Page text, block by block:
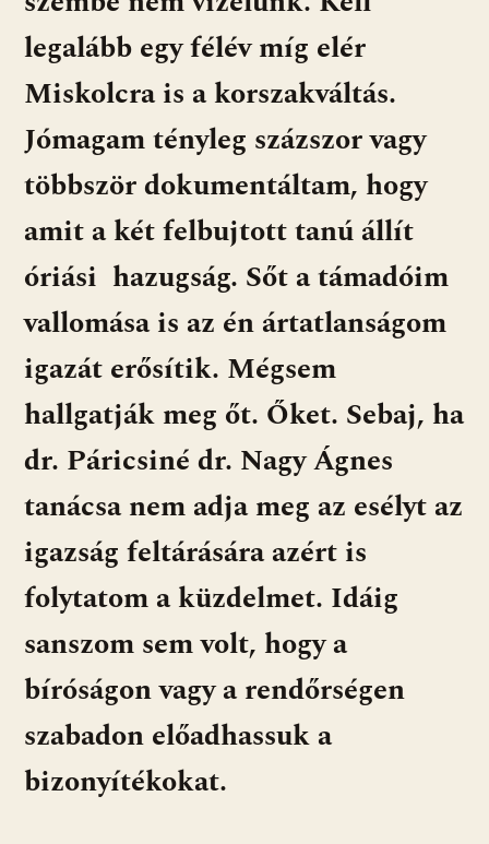
legalább egy félév míg elér
Miskolcra is a korszakváltás.
Jómagam tényleg százszor vagy
többször dokumentáltam, hogy
amit a két felbujtott tanú állít
óriási hazugság. Sőt a támadóim
vallomása is az én ártatlanságom
igazát erősítik. Mégsem
hallgatják meg őt. Őket. Sebaj, ha
dr. Páricsiné dr. Nagy Ágnes
tanácsa nem adja meg az esélyt az
igazság feltárására azért is
folytatom a küzdelmet. Idáig
sanszom sem volt, hogy a
bíróságon vagy a rendőrségen
szabadon előadhassuk a
bizonyítékokat.